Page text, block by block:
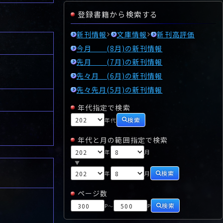
登録書籍から検索する
新刊情報 文庫情報
新刊高評価
今月 (8月)の新刊情報
先月 (7月)の新刊情報
先々月 (6月)の新刊情報
先々先月(5月)の新刊情報
年代指定で検索
年代 検索
年代と月の範囲指定で検索
年 月
▼
年 月 検索
ページ数
P～ P 検索